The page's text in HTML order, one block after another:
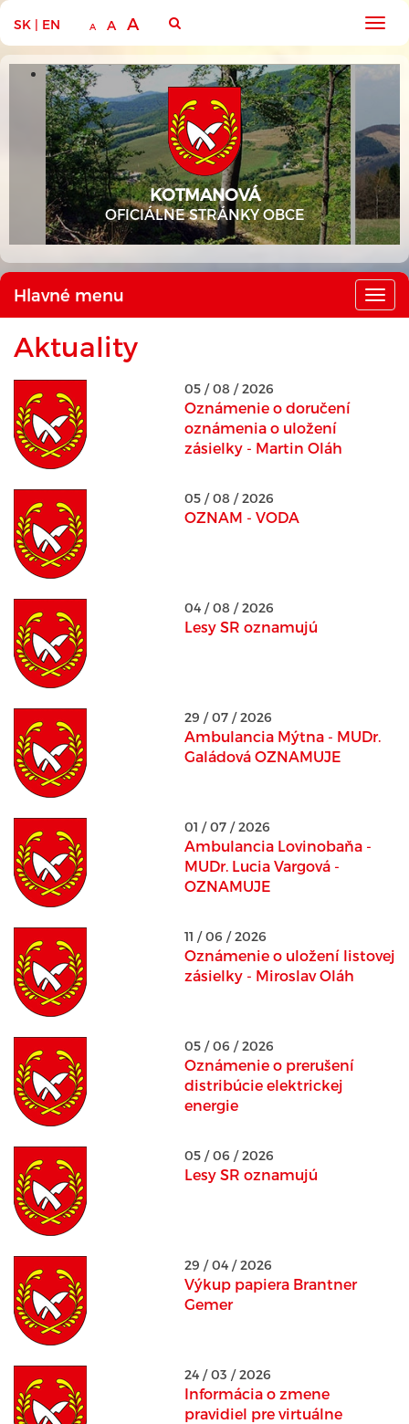
SK | EN A A A
KOTMANOVÁ
OFICIÁLNE STRÁNKY OBCE
Hlavné menu
Aktuality
05 / 08 / 2026
Oznámenie o doručení
oznámenia o uložení
zásielky - Martin Oláh
05 / 08 / 2026
OZNAM - VODA
04 / 08 / 2026
Lesy SR oznamujú
29 / 07 / 2026
Ambulancia Mýtna - MUDr.
Galádová OZNAMUJE
01 / 07 / 2026
Ambulancia Lovinobaňa -
MUDr. Lucia Vargová -
OZNAMUJE
11 / 06 / 2026
Oznámenie o uložení listovej
zásielky - Miroslav Oláh
05 / 06 / 2026
Oznámenie o prerušení
distribúcie elektrickej
energie
05 / 06 / 2026
Lesy SR oznamujú
29 / 04 / 2026
Výkup papiera Brantner
Gemer
24 / 03 / 2026
Informácia o zmene
pravidiel pre virtuálne